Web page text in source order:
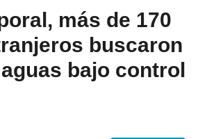
más de 170
buscaron
bajo control